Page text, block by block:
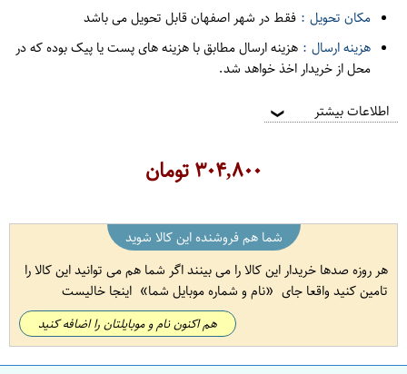
مکان تحویل : فقط در شهر اصفهان قابل تحویل می باشد
هزینه ارسال : هزینه ارسال مطابق با هزینه های پست یا پیک بوده که در
محل از خریدار اخذ خواهد شد.
اطلاعات بیشتر ❯
۳۰۴,۸۰۰تومان
شما هم فروشنده این کالا شوید
هر روزه صدها خریدار این کالا را می بینند اگر شما هم می توانید این کالا را
تامین کنید واقعا جای
نام و شماره موبایل شما اینجا خالیست
هم اکنون نام و موبایلتان را اضافه کنید